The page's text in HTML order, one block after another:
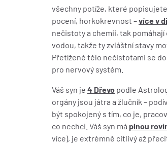
všechny potíže, které
pocení, horkokrevnost –více v
nečistoty a chemii, tak
vodou, takže ty zvláštní stavy
Přetížené tělo nečistotami se
pro nervový systém.
Váš syn je 4 Dřevo podle
orgány jsou játra a žlučník –
být spokojený s tím, co je,
co nechci. Váš syn má plnou
více), je extrémně citlivý až